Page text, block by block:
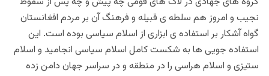
نجیب و امروز هم سلطه ی قبیله و فرهنگ آن بر مردم افغانستان
گواه آشکار بر استفاده ی ابزاری از اسلام سیاسی بوده است. این
استفاده جویی ها به شکست کامل اسلام سیاسی انجامید و اسلام
ستیزی و اسلام هراسی را در منطقه و در سراسر جهان دامن زده